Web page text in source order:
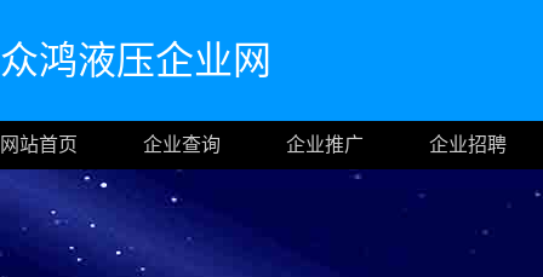
众鸿液压企业网
网站首页 企业查询 企业推广 企业招聘